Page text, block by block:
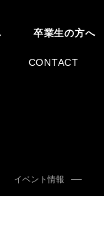
卒業生の方へ
CONTACT
イベント情報